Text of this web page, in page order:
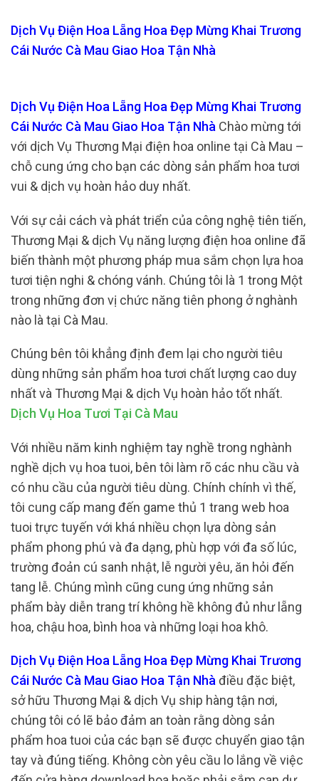
Dịch Vụ Điện Hoa Lẵng Hoa Đẹp Mừng Khai Trương
Cái Nước Cà Mau Giao Hoa Tận Nhà
Dịch Vụ Điện Hoa Lẵng Hoa Đẹp Mừng Khai Trương
Cái Nước Cà Mau Giao Hoa Tận Nhà Chào mừng tới
với dịch Vụ Thương Mại điện hoa online tại Cà Mau –
chỗ cung ứng cho bạn các dòng sản phẩm hoa tươi
vui & dịch vụ hoàn hảo duy nhất.
Với sự cải cách và phát triển của công nghệ tiên tiến,
Thương Mại & dịch Vụ năng lượng điện hoa online đã
biến thành một phương pháp mua sắm chọn lựa hoa
tươi tiện nghi & chóng vánh. Chúng tôi là 1 trong Một
trong những đơn vị chức năng tiên phong ở nghành
nào là tại Cà Mau.
Chúng bên tôi khẳng định đem lại cho người tiêu
dùng những sản phẩm hoa tươi chất lượng cao duy
nhất và Thương Mại & dịch Vụ hoàn hảo tốt nhất.
Dịch Vụ Hoa Tươi Tại Cà Mau
Với nhiều năm kinh nghiệm tay nghề trong nghành
nghề dịch vụ hoa tuoi, bên tôi làm rõ các nhu cầu và
có nhu cầu của người tiêu dùng. Chính chính vì thế,
tôi cung cấp mang đến game thủ 1 trang web hoa
tuoi trực tuyến với khá nhiều chọn lựa dòng sản
phẩm phong phú và đa dạng, phù hợp với đa số lúc,
trường đoản cú sanh nhật, lễ người yêu, ăn hỏi đến
tang lễ. Chúng mình cũng cung ứng những sản
phẩm bày diễn trang trí không hề không đủ như lẵng
hoa, chậu hoa, bình hoa và những loại hoa khô.
Dịch Vụ Điện Hoa Lẵng Hoa Đẹp Mừng Khai Trương
Cái Nước Cà Mau Giao Hoa Tận Nhà điều đặc biệt,
sở hữu Thương Mại & dịch Vụ ship hàng tận nơi,
chúng tôi có lẽ bảo đảm an toàn rằng dòng sản
phẩm hoa tuoi của các bạn sẽ được chuyển giao tận
tay và đúng tiếng. Không còn yêu cầu lo lắng về việc